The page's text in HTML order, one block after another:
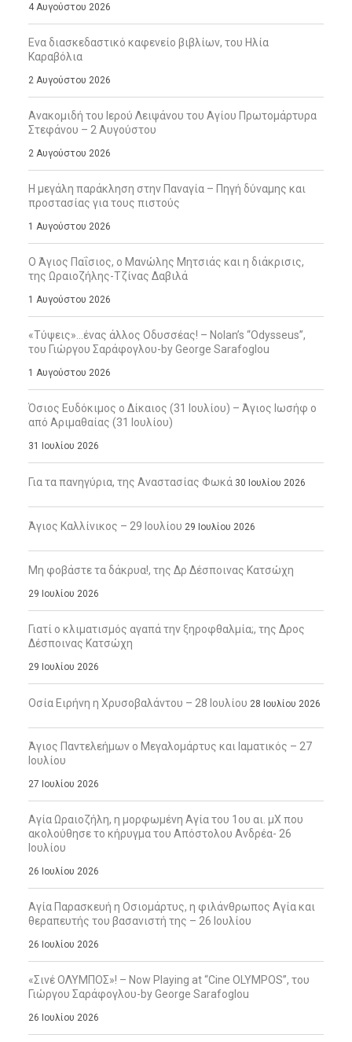
4 Αυγούστου 2026
Ενα διασκεδαστικό καφενείο βιβλίων, του Ηλία
Καραβόλια
2 Αυγούστου 2026
Ανακομιδή του Ιερού Λειψάνου του Αγίου Πρωτομάρτυρα
Στεφάνου – 2 Αυγούστου
2 Αυγούστου 2026
Η μεγάλη παράκληση στην Παναγία – Πηγή δύναμης και
προστασίας για τους πιστούς
1 Αυγούστου 2026
Ο Άγιος Παΐσιος, ο Μανώλης Μητσιάς και η διάκρισις,
της Ωραιοζήλης-Τζίνας Δαβιλά
1 Αυγούστου 2026
«Τύψεις»…ένας άλλος Οδυσσέας! – Nolan’s “Odysseus”,
του Γιώργου Σαράφογλου-by George Sarafoglou
1 Αυγούστου 2026
Όσιος Ευδόκιμος ο Δίκαιος (31 Ιουλίου) – Άγιος Ιωσήφ ο
από Αριμαθαίας (31 Ιουλίου)
31 Ιουλίου 2026
Για τα πανηγύρια, της Αναστασίας Φωκά 30 Ιουλίου 2026
Άγιος Καλλίνικος – 29 Ιουλίου 29 Ιουλίου 2026
Μη φοβάστε τα δάκρυα!, της Δρ Δέσποινας Κατσώχη
29 Ιουλίου 2026
Γιατί ο κλιματισμός αγαπά την ξηροφθαλμία;, της Δρος
Δέσποινας Κατσώχη
29 Ιουλίου 2026
Οσία Ειρήνη η Χρυσοβαλάντου – 28 Ιουλίου 28 Ιουλίου 2026
Άγιος Παντελεήμων ο Μεγαλομάρτυς και Ιαματικός – 27
Ιουλίου
27 Ιουλίου 2026
Αγία Ωραιοζήλη, η μορφωμένη Αγία του 1ου αι. μΧ που
ακολούθησε το κήρυγμα του Απόστολου Ανδρέα- 26
Ιουλίου
26 Ιουλίου 2026
Αγία Παρασκευή η Οσιομάρτυς, η φιλάνθρωπος Αγία και
θεραπευτής του βασανιστή της – 26 Ιουλίου
26 Ιουλίου 2026
«Σινέ ΟΛΥΜΠΟΣ»! – Now Playing at “Cine OLYMPOS”, του
Γιώργου Σαράφογλου-by George Sarafoglou
26 Ιουλίου 2026